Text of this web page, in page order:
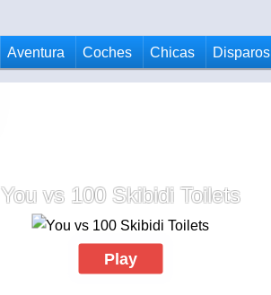
Aventura Coches Chicas Disparos
You vs 100 Skibidi Toilets
Play